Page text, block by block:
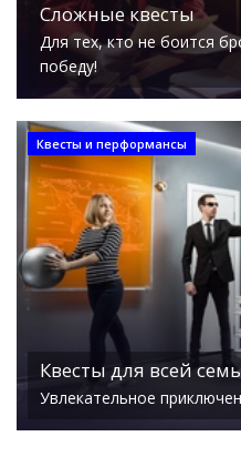
Сложные квесты
Для тех, кто не боится
победу!
Квесты и перформансы
Квесты для всей
Увлекательное